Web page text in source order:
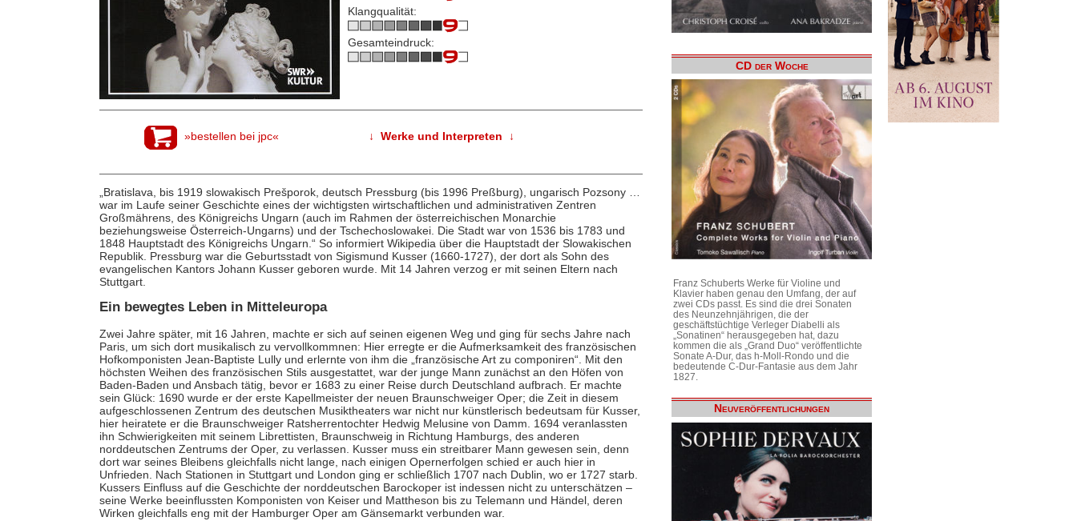
Klangqualität:
Gesamteindruck:
»bestellen bei jpc« ↓ Werke und Interpreten ↓
„Bratislava, bis 1919 slowakisch Prešporok, deutsch Pressburg (bis 1996 Preßburg), ungarisch Pozsony …
war im Laufe seiner Geschichte eines der wichtigsten wirtschaftlichen und administrativen Zentren
Großmährens, des Königreichs Ungarn (auch im Rahmen der österreichischen Monarchie
beziehungsweise Österreich-Ungarns) und der Tschechoslowakei. Die Stadt war von 1536 bis 1783 und
1848 Hauptstadt des Königreichs Ungarn.“ So informiert Wikipedia über die Hauptstadt der Slowakischen
Republik. Pressburg war die Geburtsstadt von Sigismund Kusser (1660-1727), der dort als Sohn des
evangelischen Kantors Johann Kusser geboren wurde. Mit 14 Jahren verzog er mit seinen Eltern nach
Stuttgart.
Ein bewegtes Leben in Mitteleuropa
Zwei Jahre später, mit 16 Jahren, machte er sich auf seinen eigenen Weg und ging für sechs Jahre nach
Paris, um sich dort musikalisch zu vervollkommnen: Hier erregte er die Aufmerksamkeit des französischen
Hofkomponisten Jean-Baptiste Lully und erlernte von ihm die „französische Art zu componiren“. Mit den
höchsten Weihen des französischen Stils ausgestattet, war der junge Mann zunächst an den Höfen von
Baden-Baden und Ansbach tätig, bevor er 1683 zu einer Reise durch Deutschland aufbrach. Er machte
sein Glück: 1690 wurde er der erste Kapellmeister der neuen Braunschweiger Oper; die Zeit in diesem
aufgeschlossenen Zentrum des deutschen Musiktheaters war nicht nur künstlerisch bedeutsam für Kusser,
hier heiratete er die Braunschweiger Ratsherrentochter Hedwig Melusine von Damm. 1694 veranlassten
ihn Schwierigkeiten mit seinem Librettisten, Braunschweig in Richtung Hamburgs, des anderen
norddeutschen Zentrums der Oper, zu verlassen. Kusser muss ein streitbarer Mann gewesen sein, denn
dort war seines Bleibens gleichfalls nicht lange, nach einigen Opernerfolgen schied er auch hier in
Unfrieden. Nach Stationen in Stuttgart und London ging er schließlich 1707 nach Dublin, wo er 1727 starb.
Kussers Einfluss auf die Geschichte der norddeutschen Barockoper ist indessen nicht zu unterschätzen –
seine Werke beeinflussten Komponisten von Keiser und Mattheson bis zu Telemann und Händel, deren
Wirken gleichfalls eng mit der Hamburger Oper am Gänsemarkt verbunden war.
CD der Woche
Franz Schuberts Werke für Violine und
Klavier haben genau den Umfang, der auf
zwei CDs passt. Es sind die drei Sonaten
des Neunzehnjährigen, die der
geschäftstüchtige Verleger Diabelli als
„Sonatinen“ herausgegeben hat, dazu
kommen die als „Grand Duo“ veröffentlichte
Sonate A-Dur, das h-Moll-Rondo und die
bedeutende C-Dur-Fantasie aus dem Jahr
1827.
Neuveröffentlichungen